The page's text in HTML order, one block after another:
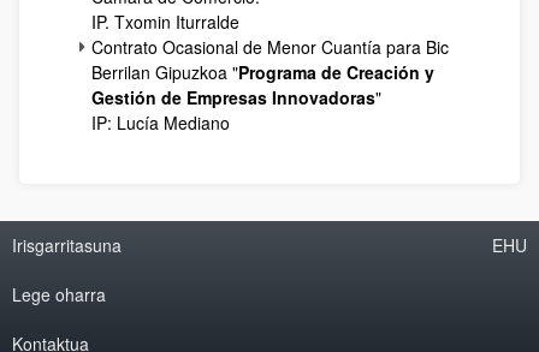
IP. Txomin Iturralde
Contrato Ocasional de Menor Cuantía para Bic
Berrilan Gipuzkoa "Programa de Creación y
Gestión de Empresas Innovadoras"
IP: Lucía Mediano
Irisgarritasuna
Lege oharra
Kontaktua
EHU